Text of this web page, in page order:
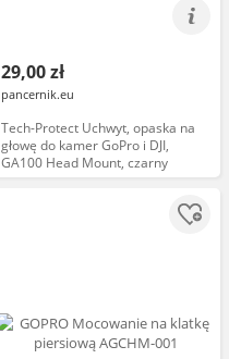
29,00 zł
pancernik.eu
Tech-Protect Uchwyt, opaska na
głowę do kamer GoPro i DJI,
GA100 Head Mount, czarny